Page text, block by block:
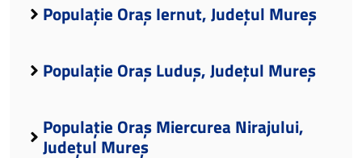
Populație Oraș Iernut, Județul Mureș
Populație Oraș Luduș, Județul Mureș
Populație Oraș Miercurea Nirajului,
Județul Mureș